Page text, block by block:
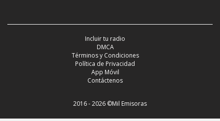
Incluir tu radio
DMCA
Términos y Condiciones
Política de Privacidad
App Móvil
Contáctenos
2016 - 2026 ©Mil Emisoras